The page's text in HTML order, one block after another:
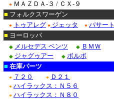
● ＭＡＺＤＡ-３ / ＣＸ-９
■ フォルクスワーゲン
● トゥアレグ ● ジェッタ ● パサート
■ ヨーロッパ
◆ メルセデス ベンツ ◆ ＢＭＷ
◆ ジャグゥアー ◆ ボルボ
■ 在庫パーツ
● ７２０ ● Ｄ２１
● ハイラックス：Ｎ５６
● ハイラックス：Ｎ８０